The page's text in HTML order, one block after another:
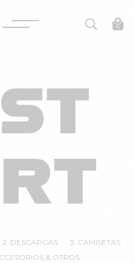
0
2. DESCARGAS
3. CAMISETAS
& OTROS